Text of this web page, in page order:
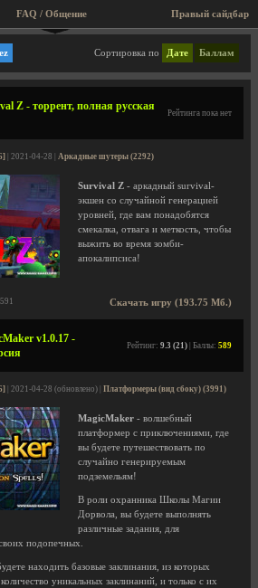
Правый сайдбар
FAQ / Общение
Аркадные шутеры
Сортировка по Дате Баллам
Z - торрент, полная русская
Рейтинга пока нет
| 2021-04-28 | Аркадные шутеры (2292)
Survival Z - аркадный survival-
экшен со случайной генерацией
уровней, где вам понадобятся
смекалка, отвага и меткость, чтобы
выжить во время зомби-
апокалипсиса!
Скачать игру (193.75 Мб.)
v1.0.17 -
Рейтинг: 9.3 (21) | Баллы: 589
| 2021-04-28 (обновлено) | Платформеры (вид сбоку) (3991)
MagicMaker - волшебный
платформер с приключениями, где
вы будете путешествовать по
случайно генерируемым
подземельям!
В роли охранника Школы Магии
Дорвола, вы будете выполнять
различные задания, для
подопечных.
находить базовые заклинания, из которых
уникальных заклинаний, и только с их